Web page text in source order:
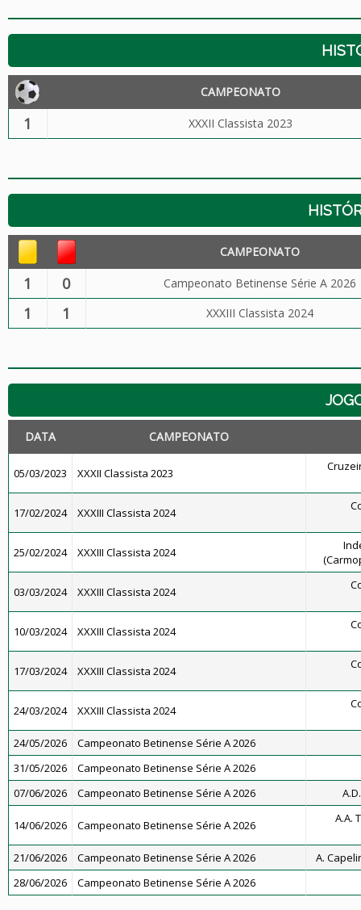
CAMPEONATO
1 XXXII Classista 2023
CAMPEONATO
1 0 Campeonato Betinense Série A 2026
1 1 XXXIII Classista 2024
DATA CAMPEONATO
05/03/2023 XXXII Classista 2023
17/02/2024 XXXIII Classista 2024
25/02/2024 XXXIII Classista 2024
03/03/2024 XXXIII Classista 2024
10/03/2024 XXXIII Classista 2024
17/03/2024 XXXIII Classista 2024
24/03/2024 XXXIII Classista 2024
24/05/2026
Campeonato Betinense Série A 2026
31/05/2026
Campeonato Betinense Série A 2026
07/06/2026
Campeonato Betinense Série A 2026
14/06/2026 Campeonato Betinense Série A 2026 A.A.
21/06/2026 Campeonato Betinense Série A 2026
A.
28/06/2026
Campeonato Betinense Série A 2026